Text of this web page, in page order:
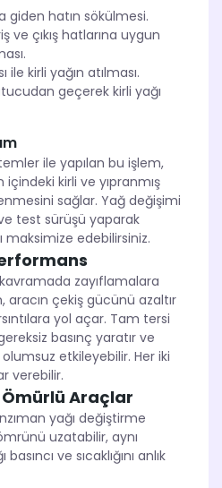
giden hatın sökülmesi.
ve çıkış hatlarına uygun
ile kirli yağın atılması.
geçerek kirli yağı
ile yapılan bu işlem,
içindeki kirli ve yıpranmış
sağlar. Yağ değişimi
test sürüşü yaparak
maksimize edebilirsiniz.
kavramada zayıflamalara
aracın çekiş gücünü azaltır
yol açar. Tam tersi
basınç yaratır ve
etkileyebilir. Her iki
verebilir.
Araçlar
yağı değiştirme
uzatabilir, aynı
ve sıcaklığını anlık